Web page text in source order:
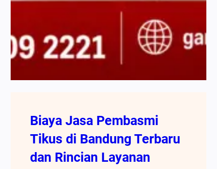
Biaya Jasa Pembasmi
Tikus di Bandung Terbaru
dan Rincian Layanan